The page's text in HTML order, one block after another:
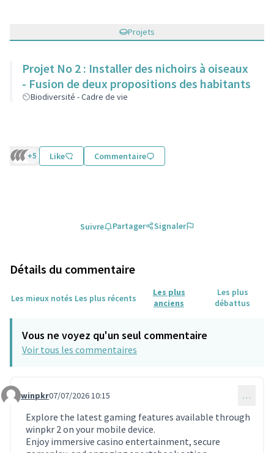
Projets
Projet No 2 : Installer des nichoirs à oiseaux
- Fusion de deux propositions des habitants
Biodiversité - Cadre de vie
+5 Like Commentaire
Suivre Partager Signaler
Détails du commentaire
Les mieux notés Les plus récents
Les plus
anciens
Les plus
débattus
Vous ne voyez qu'un seul commentaire
Voir tous les commentaires
Commentaire 2434
winpkr07/07/2026 10:15 …
Explore the latest gaming features available through
winpkr 2 on your mobile device.
Enjoy immersive casino entertainment, secure